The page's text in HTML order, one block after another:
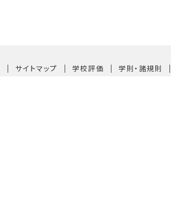
｜ サイトマップ ｜ 学校評価 ｜ 学則・諸規則 ｜